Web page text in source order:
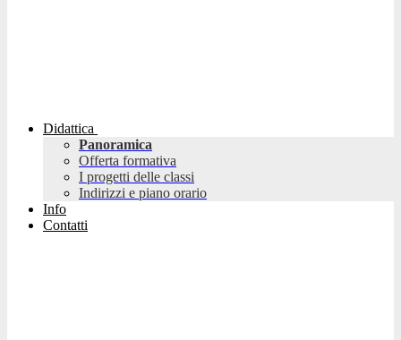
Didattica
Panoramica
Offerta formativa
I progetti delle classi
Indirizzi e piano orario
Info
Contatti